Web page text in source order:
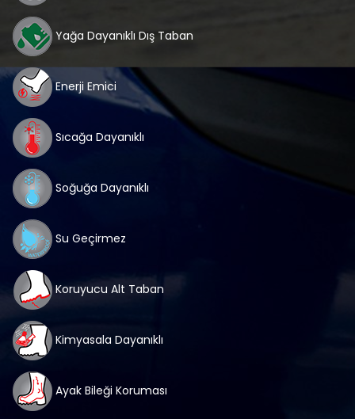
Yağa Dayanıklı Dış Taban
Enerji Emici
Sıcağa Dayanıklı
Soğuğa Dayanıklı
Su Geçirmez
Koruyucu Alt Taban
Kimyasala Dayanıklı
Ayak Bileği Koruması